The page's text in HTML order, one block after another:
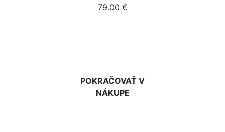
79.00 €
POKRAČOVAŤ V
NÁKUPE